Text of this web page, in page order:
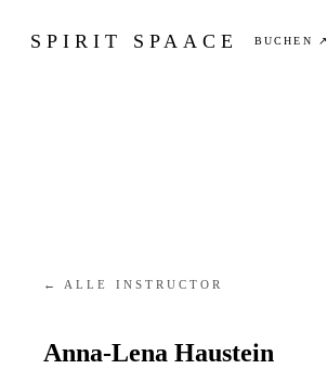
SPIRIT SPAACE BUCHEN ↗
← ALLE INSTRUCTOR
Anna-Lena Haustein